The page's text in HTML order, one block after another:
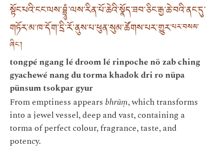
སྟོང་པའི་ངང་ལས་བྷྲཱུཾ་ལས་རིན་པོ་ཆེའི་སྣོད་ཟབ་ཅིང་རྒྱ་ཆེ་བའི་ནང་དུ་
གཏོར་མ་ཁ་དོག་དྲི་རོ་ནུས་པ་ཕུན་སུམ་ཚོགས་པར་གྱུར་པར་བསམ་
ཞིང་།
tongpé ngang lé droom lé rinpoche nö zab ching
gyachewé nang du torma khadok dri ro nüpa
pünsum tsokpar gyur
From emptiness appearsbhrūṃ, which transforms
into a jewel vessel, deep and vast, containing a
torma of perfect colour, fragrance, taste, and
potency.